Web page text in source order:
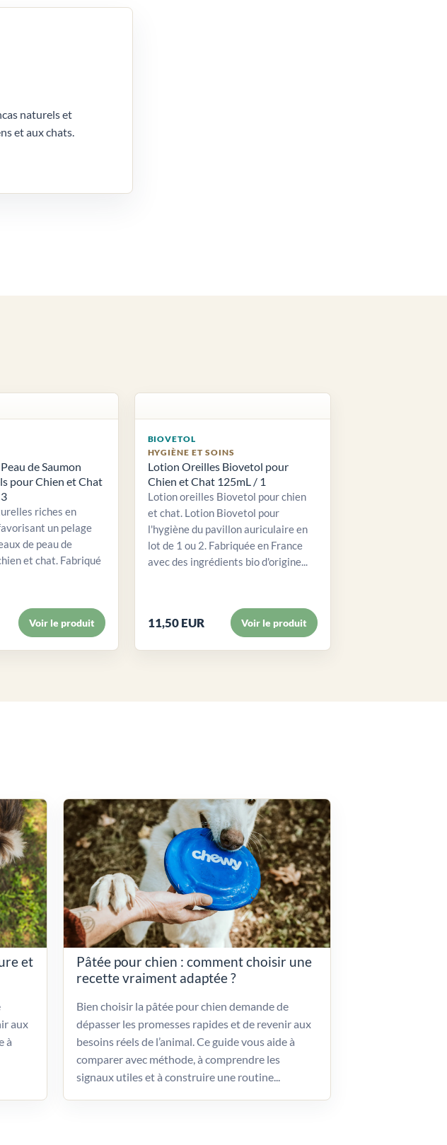
naturels et
et aux chats.
de Saumon
pour Chien et Chat
riches en
un pelage
de peau de
et chat. Fabriqué
Voir le produit
BIOVETOL
HYGIÈNE ET SOINS
Lotion Oreilles Biovetol pour
Chien et Chat 125mL / 1
Lotion oreilles Biovetol pour chien
et chat. Lotion Biovetol pour
l'hygiène du pavillon auriculaire en
lot de 1 ou 2. Fabriquée en France
avec des ingrédients bio d'origine...
11,50 EUR Voir le produit
et
aux
à
Pâtée pour chien : comment choisir une
recette vraiment adaptée ?
Bien choisir la pâtée pour chien demande de
dépasser les promesses rapides et de revenir aux
besoins réels de l’animal. Ce guide vous aide à
comparer avec méthode, à comprendre les
signaux utiles et à construire une routine...